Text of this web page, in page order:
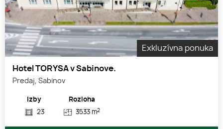
Exkluzívna ponuka
Hotel TORYSA v Sabinove.
Predaj, Sabinov
Izby
23
Rozloha
3533 m2